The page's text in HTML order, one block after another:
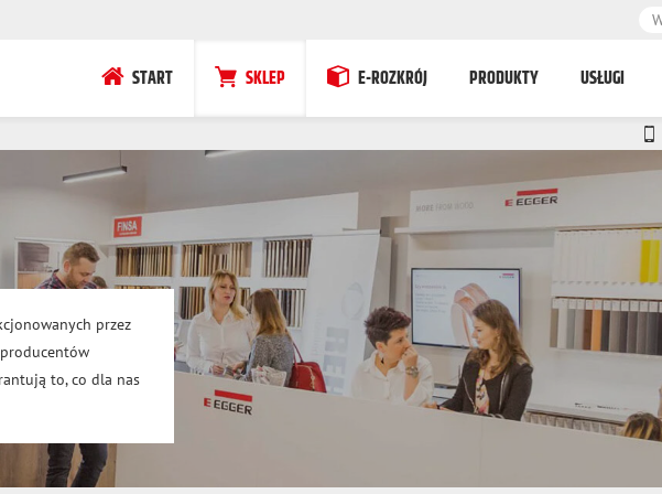
START SKLEP E-ROZKRÓJ PRODUKTY USŁUGI
przez
to, co dla nas